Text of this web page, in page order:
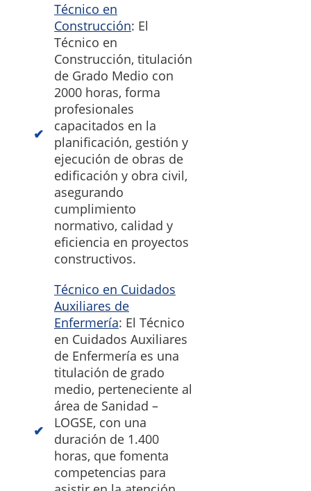
Técnico en
Construcción: El
Técnico en
Construcción, titulación
de Grado Medio con
2000 horas, forma
profesionales
capacitados en la
planificación, gestión y
ejecución de obras de
edificación y obra civil,
asegurando
cumplimiento
normativo, calidad y
eficiencia en proyectos
constructivos.
Técnico en Cuidados
Auxiliares de
Enfermería: El Técnico
en Cuidados Auxiliares
de Enfermería es una
titulación de grado
medio, perteneciente al
área de Sanidad –
LOGSE, con una
duración de 1.400
horas, que fomenta
competencias para